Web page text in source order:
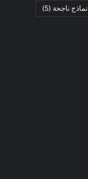
نماذج ناجحة (5)